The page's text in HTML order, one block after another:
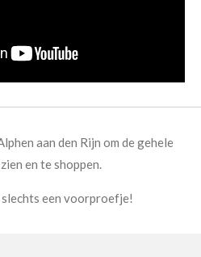
aan den Rijn om de gehele
en te shoppen.
een voorproefje!